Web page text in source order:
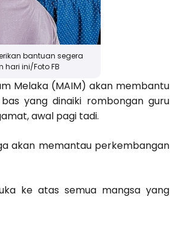
bantuan segera
ini/Foto FB
Melaka (MAIM) akan membantu
yang dinaiki rombongan guru
awal pagi tadi.
akan memantau perkembangan
ke atas semua mangsa yang